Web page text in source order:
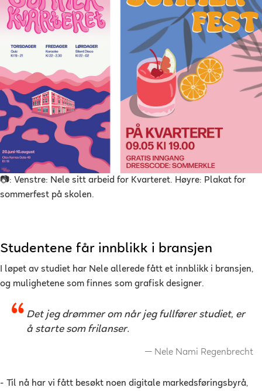
📷: Venstre: Nele sitt arbeid for Kvarteret. Høyre: Plakat for
sommerfest på skolen.
Studentene får innblikk i bransjen
I løpet av studiet har Nele allerede fått et innblikk i bransjen,
og mulighetene som finnes som grafisk designer.
Det jeg drømmer om når jeg fullfører studiet, er
å starte som frilanser.
Nele Nami Regenbrecht
- Til nå har vi fått besøkt noen digitale markedsføringsbyrå,